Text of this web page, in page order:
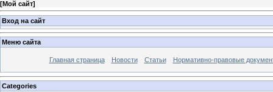
[Мой сайт]
Вход на сайт
Меню сайта
Главная страница Новости Статьи Нормативно-правовые
Categories